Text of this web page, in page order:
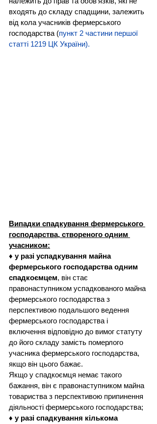
входять до складу спадщини, залежить
від кола учасників фермерського
господарства (пункт 2 частини першої
статті 1219 ЦК України).
Випадки спадкування фермерського
господарства, створеного одним
учасником:
♦ у разі успадкування майна
фермерського господарства одним
спадкоємцем, він стає
правонаступником успадкованого майна
фермерського господарства з
перспективою подальшого ведення
фермерського господарства і
включення відповідно до вимог статуту
до його складу замість померлого
учасника фермерського господарства,
якщо він цього бажає.
Якщо у спадкоємця немає такого
бажання, він є правонаступником майна
товариства з перспективою припинення
діяльності фермерського господарства;
♦ у разі спадкування кількома